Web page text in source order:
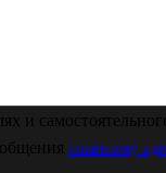
и
главному